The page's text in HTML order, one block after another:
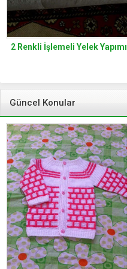
2 Renkli İşlemeli Yelek Yapımı
Güncel Konular